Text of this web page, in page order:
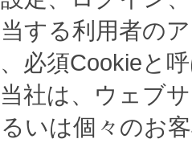
する利用者の
必須Cookieと
社は、ウェブ
いは個々のお